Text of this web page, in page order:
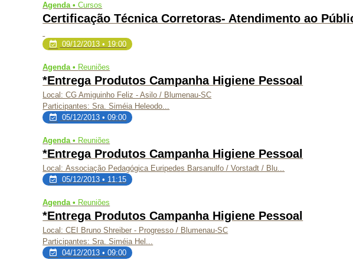
Agenda •Cursos
Certificação Técnica Corretoras- Atendimento ao
09/12/2013 • 19:00
Agenda • Reuniões
*Entrega Produtos Campanha Higiene Pessoal
Local: CG Amiguinho Feliz - Asilo / Blumenau-SC
Participantes: Sra. Siméia Heleodo...
05/12/2013 • 09:00
Agenda • Reuniões
*Entrega Produtos Campanha Higiene Pessoal
Local: Associação Pedagógica Euripedes Barsanulfo / Vorstadt / Blu...
05/12/2013 • 11:15
Agenda • Reuniões
*Entrega Produtos Campanha Higiene Pessoal
Local: CEI Bruno Shreiber - Progresso / Blumenau-SC
Participantes: Sra. Siméia Hel...
04/12/2013 • 09:00